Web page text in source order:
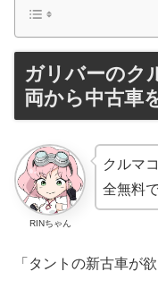
ガリバーのク
両から中古車
RINちゃん
クルマ
全無料
「タントの新古車が欲